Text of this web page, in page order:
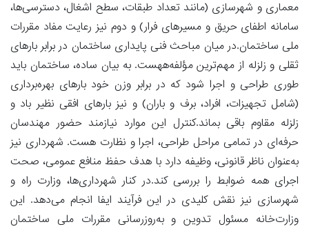
معماری و شهرسازی (مانند تعداد طبقات، سطح اشغال، دسترسی‌ها،
سامانه اطفای حریق و مسیرهای فرار) و دوم نیز رعایت مفاد مقررات
ملی ساختمان.در میان مباحث فنی پایداری ساختمان در برابر بارهای
ثقلی و زلزله از مهم‌ترین مؤلفه‌ههست. به بیان ساده، ساختمان باید
طوری طراحی و اجرا شود که در برابر وزن خود بارهای بهره‌برداری
(شامل تجهیزات، افراد، برف و باران) و نیز بارهای افقی نظیر باد و
زلزله مقاوم باقی بماند.کنترل این موارد نیازمند حضور مهندسان
حرفه‌ای در تمامی مراحل طراحی، اجرا و نظارت هست. شهرداری نیز
به‌عنوان ناظر قانونی، وظیفه دارد با هدف حفظ منافع عمومی، صحت
اجرای همه ضوابط را بررسی کند.در کنار شهرداری‌ها، وزارت راه و
شهرسازی نیز نقش کلیدی در این فرآیند ایفا انجام می‌دهد. این
وزارت‌خانه مسئول تدوین و به‌روزرسانی مقررات ملی ساختمان